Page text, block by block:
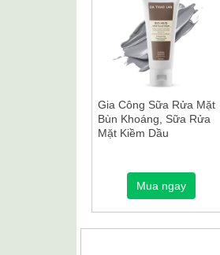
Gia Công Sữa Rửa Mặt
Bùn Khoáng, Sữa Rửa
Mặt Kiềm Dầu
Mua ngay